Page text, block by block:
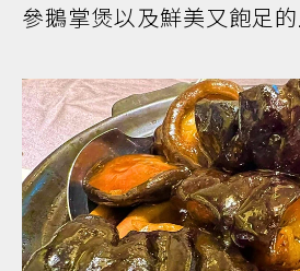
參鵝掌煲以及鮮美又飽足